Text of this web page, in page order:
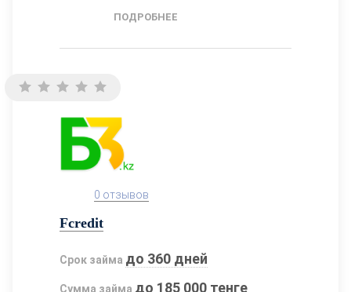
ПОДРОБНЕЕ
0 отзывов
Fcredit
Срок займа до 360 дней
Сумма займа до 185 000 тенге